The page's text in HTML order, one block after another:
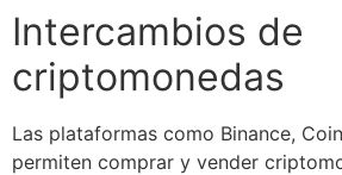
Intercambios de
criptomonedas
Las plataformas como Binance,
permiten comprar y vender